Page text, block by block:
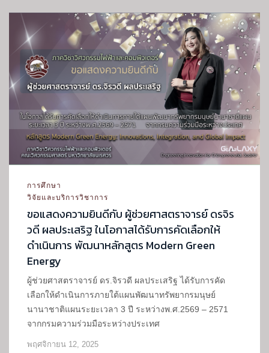
การศึกษา
วิจัยและบริการวิชาการ
ขอแสดงความยินดีกับ ผู้ช่วยศาสตราจารย์ ดรจิร
วดี ผลประเสริฐ ในโอกาสได้รับการคัดเลือกให้
ดำเนินการ พัฒนาหลักสูตร Modern Green
Energy
ผู้ช่วยศาสตราจารย์ ดร.จิรวดี ผลประเสริฐ ได้รับการคัด
เลือกให้ดำเนินการภายใต้แผนพัฒนาทรัพยากรมนุษย์
นานาชาติแผนระยะเวลา 3 ปี ระหว่างพ.ศ.2569 – 2571
จากกรมความร่วมมือระหว่างประเทศ
พฤศจิกายน 12, 2025